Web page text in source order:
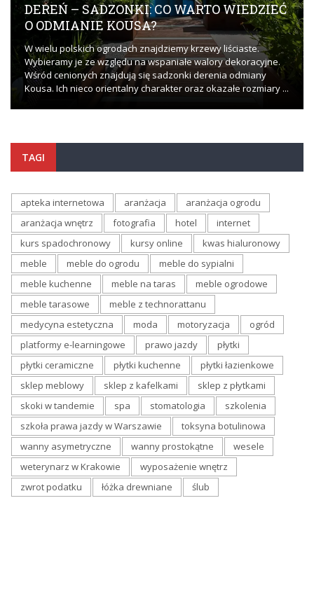
DEREŃ – SADZONKI: CO WARTO WIEDZIEĆ
O ODMIANIE KOUSA?
W wielu polskich ogrodach znajdziemy krzewy liściaste.
Wybieramy je ze względu na wspaniałe walory dekoracyjne.
Wśród cenionych znajdują się sadzonki derenia odmiany
Kousa. Ich nieco orientalny charakter oraz okazałe rozmiary ...
TAGI
apteka internetowa aranżacja
aranżacja ogrodu
aranżacja wnętrz
fotografia hotel
internet
kurs spadochronowy
kursy online
kwas hialuronowy
meble
meble do ogrodu
meble do sypialni
meble kuchenne
meble na taras
meble ogrodowe
meble tarasowe
meble z technorattanu
medycyna estetyczna
moda motoryzacja
ogród
platformy e-learningowe
prawo jazdy
płytki
płytki ceramiczne
płytki kuchenne
płytki łazienkowe
sklep meblowy
sklep z kafelkami
sklep z płytkami
skoki w tandemie
spa stomatologia
szkolenia
szkoła prawa jazdy w Warszawie
toksyna botulinowa
wanny asymetryczne
wanny prostokątne
wesele
weterynarz w Krakowie
wyposażenie wnętrz
zwrot podatku
łóżka drewniane ślub